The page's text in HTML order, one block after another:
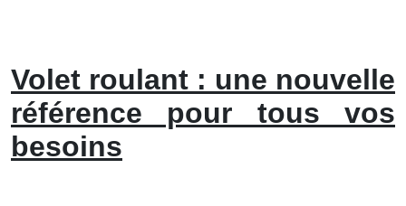
Volet roulant : une nouvelle
référence pour tous vos
besoins